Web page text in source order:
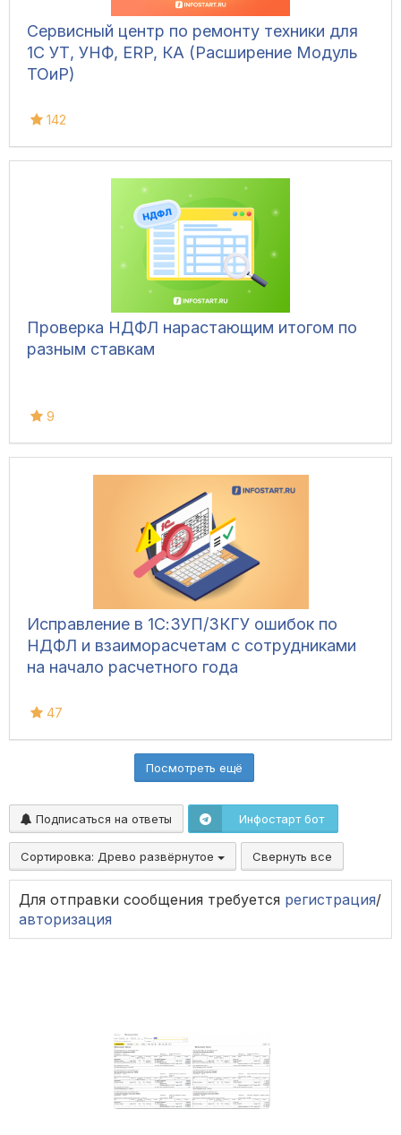
Сервисный центр по ремонту техники для
1С УТ, УНФ, ERP, КА (Расширение Модуль
ТОиР)
142
Проверка НДФЛ нарастающим итогом по
разным ставкам
9
Исправление в 1С:ЗУП/ЗКГУ ошибок по
НДФЛ и взаиморасчетам с сотрудниками
на начало расчетного года
47
Посмотреть ещё
Подписаться на ответы Инфостарт бот
Сортировка: Древо развёрнутое Свернуть все
Для отправки сообщения требуется регистрация/
авторизация